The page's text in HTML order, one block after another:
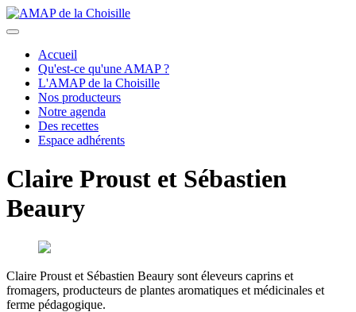
Accueil
Qu'est-ce qu'une AMAP ?
L'AMAP de la Choisille
Nos producteurs
Notre agenda
Des recettes
Espace adhérents
Claire Proust et Sébastien
Beaury
Claire Proust et Sébastien Beaury sont éleveurs caprins et
fromagers, producteurs de plantes aromatiques et médicinales et
ferme pédagogique.
précédent
suivant